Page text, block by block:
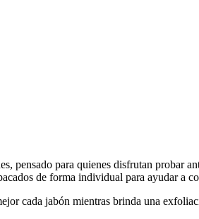
pensado para quienes disfrutan probar
de forma individual para ayudar a
cada jabón mientras brinda una